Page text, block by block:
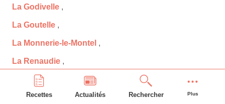
Recettes Actualités Rechercher Plus
La Godivelle ,
La Goutelle ,
La Monnerie-le-Montel ,
La Renaudie ,
La Roche-Noire
Labessette